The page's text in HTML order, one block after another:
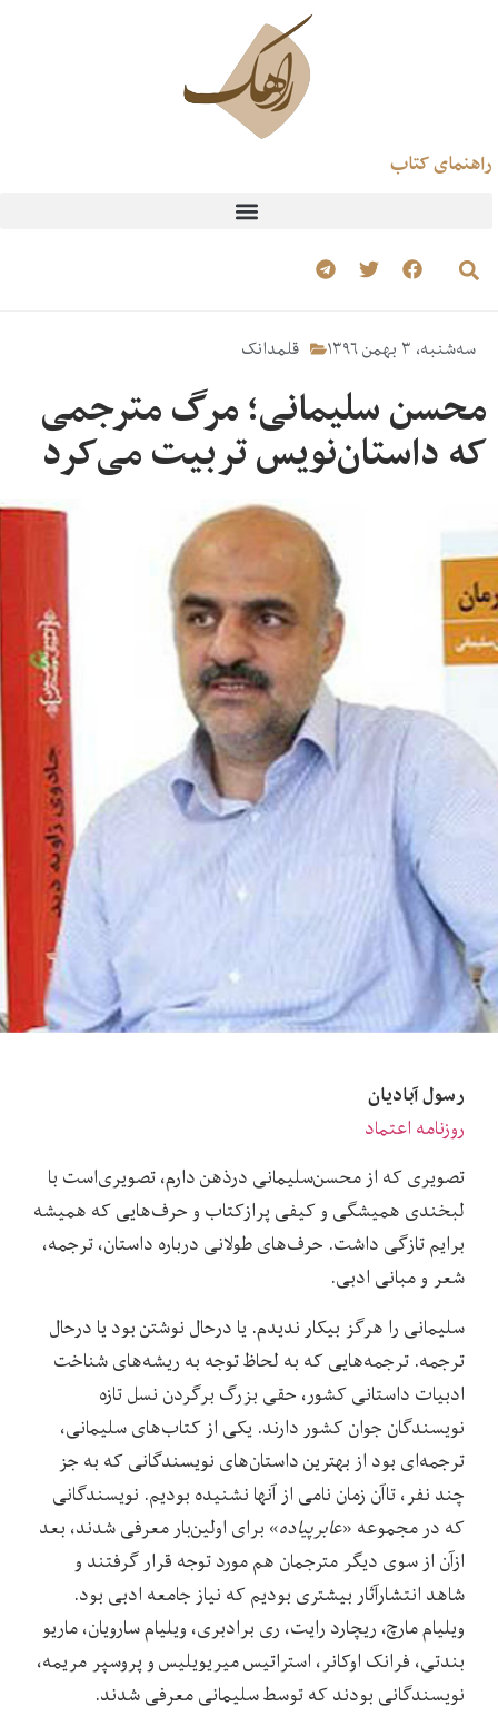
راهنمای کتاب
سه‌شنبه، ۳ بهمن ۱۳۹۶ قلمدانک
محسن سلیمانی؛ مرگ مترجمی
که داستان‌نویس تربیت می‌کرد
رسول آبادیان
روزنامه اعتماد
تصویری که از محسن‌سلیمانی درذهن دارم، تصویری‌است با
لبخندی همیشگی و کیفی پرازکتاب و حرف‌هایی که همیشه
برایم تازگی داشت. حرف‌های طولانی درباره داستان، ترجمه،
شعر و مبانی ادبی.
سلیمانی را هرگز بیکار ندیدم. یا درحال نوشتن بود یا درحال
ترجمه. ترجمه‌هایی که به لحاظ توجه به ریشه‌های شناخت
ادبیات داستانی کشور، حقی بزرگ برگردن نسل تازه
نویسندگان جوان کشور دارند. یکی از کتاب‌های سلیمانی،
ترجمه‌ای بود از بهترین داستان‌های نویسندگانی که به جز
چند نفر، تاآن زمان نامی از آنها نشنیده بودیم. نویسندگانی
که در مجموعه «عابرپیاده» برای اولین‌بار معرفی شدند، بعد
ازآن از سوی دیگر مترجمان هم مورد توجه قرار گرفتند و
شاهد انتشارآثار بیشتری بودیم که نیاز جامعه ادبی بود.
ویلیام مارچ، ریچارد رایت، ری برادبری، ویلیام سارویان، ماریو
بندتی، فرانک اوکانر، استراتیس میریویلیس و پروسپر مریمه،
نویسندگانی بودند که توسط سلیمانی معرفی شدند.